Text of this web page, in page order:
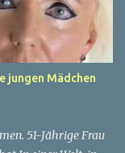
jungen Mädchen
51-Jährige Frau